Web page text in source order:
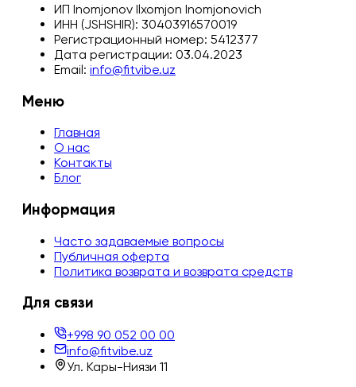
ИП Inomjonov Ilxomjon Inomjonovich
ИНН (JSHSHIR): 30403916570019
Регистрационный номер: 5412377
Дата регистрации: 03.04.2023
Email: info@fitvibe.uz
Меню
Главная
О нас
Контакты
Блог
Информация
Часто задаваемые вопросы
Публичная оферта
Политика возврата и возврата средств
Для связи
+998 90 052 00 00
info@fitvibe.uz
Ул. Кары-Ниязи 11